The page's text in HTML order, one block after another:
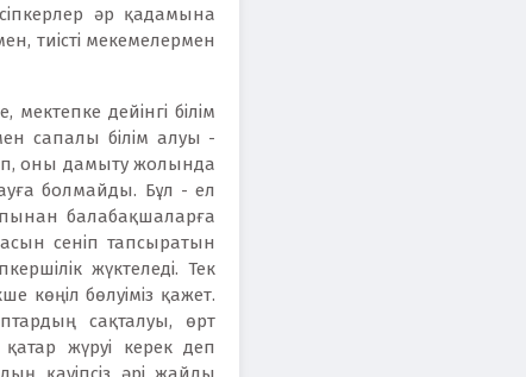
әр қадамына
тиісті мекемелермен
мектепке дейінгі білім
сапалы білім алуы -
оны дамыту жолында
болмайды. Бұл - ел
балабақшаларға
сеніп тапсыратын
жүктеледі. Тек
көңіл бөлуіміз қажет.
сақталуы, өрт
жүруі керек деп